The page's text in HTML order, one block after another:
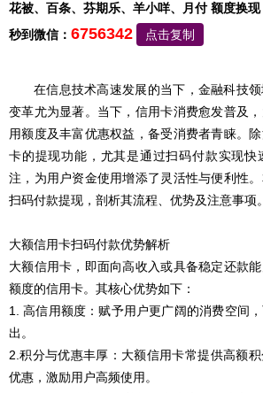
花被、百条、芬期乐、羊小咩、月付 额度换现
秒到微信： 6756342 点击复制
在信息技术高速发展的当下，金融科技
变革尤为显著。当下，信用卡消费愈发普及
用额度及丰富优惠权益，备受消费者青睐。
卡的提现功能，尤其是通过扫码付款实现快
注，为用户资金使用增添了灵活性与便利性
扫码付款提现，剖析其流程、优势及注意事项。
大额信用卡扫码付款优势解析
大额信用卡，即面向高收入或具备稳定还款
额度的信用卡。其核心优势如下：
1. 高信用额度：赋予用户更广阔的消费空间
出。
2.积分与优惠丰厚：大额信用卡常提供高额
优惠，激励用户高频使用。